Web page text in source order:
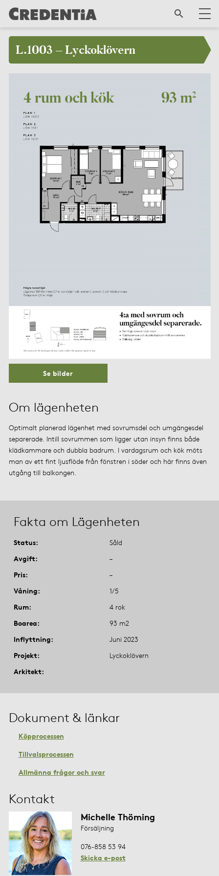
L.1003 – Lyckoklövern
Om lägenheten
Optimalt planerad lägenhet med sovrumsdel och umgängesdel
separerade. Intill sovrummen som ligger utan insyn finns både
klädkammare och dubbla badrum. I vardagsrum och kök möts
man av ett fint ljusflöde från fönstren i söder och här finns även
utgång till balkongen.
Fakta om Lägenheten
Status
Såld
Avgift
–
Pris
–
Våning
1/5
Rum
4 rok
Boarea
93 m2
Inflyttning
Juni 2023
Projekt
Lyckoklövern
Arkitekt
Se bilder
Dokument & länkar
Köpprocessen
Tillvalsprocessen
Allmänna frågor och svar
Kontakt
Michelle Thöming
Försäljning
076-858 53 94
Skicka e-post